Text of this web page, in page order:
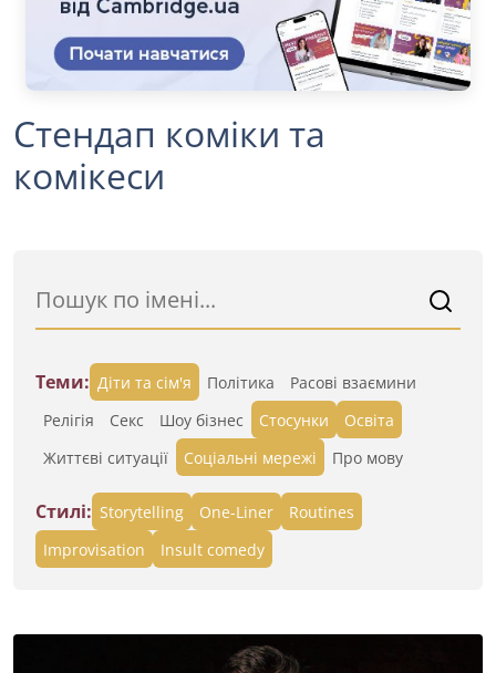
Стендап коміки та
комікеси
Теми: Діти та сім'я Політика
Расові взаємини
Релігія
Секс Шоу бізнес Стосунки
Освіта
Життєві ситуації
Cоціальні мережі Про мову
Стилі: Storytelling One-Liner
Routines
Improvisation
Insult comedy